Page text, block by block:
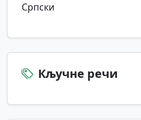
Српски
Кључне речи